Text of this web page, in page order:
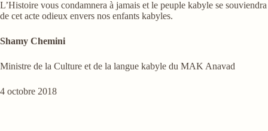
L’Histoire vous condamnera à jamais et le peuple kabyle se souviendra
de cet acte odieux envers nos enfants kabyles.
Shamy Chemini
Ministre de la Culture et de la langue kabyle du MAK Anavad
4 octobre 2018